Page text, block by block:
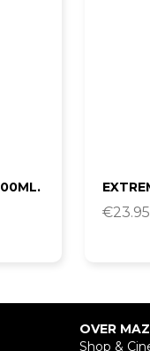
€23.95
OVER
Shop &